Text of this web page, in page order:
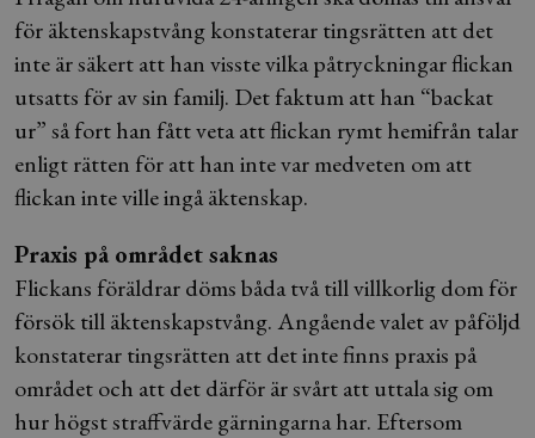
för äktenskapstvång konstaterar tingsrätten att det
inte är säkert att han visste vilka påtryckningar flickan
utsatts för av sin familj. Det faktum att han “backat
ur” så fort han fått veta att flickan rymt hemifrån talar
enligt rätten för att han inte var medveten om att
flickan inte ville ingå äktenskap.
Praxis på området saknas
Flickans föräldrar döms båda två till villkorlig dom för
försök till äktenskapstvång. Angående valet av påföljd
konstaterar tingsrätten att det inte finns praxis på
området och att det därför är svårt att uttala sig om
hur högst straffvärde gärningarna har. Eftersom